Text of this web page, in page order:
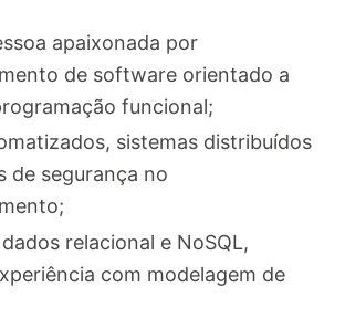
apaixonada por
de software orientado a
funcional;
sistemas distribuídos
de segurança no
relacional e NoSQL,
com modelagem de